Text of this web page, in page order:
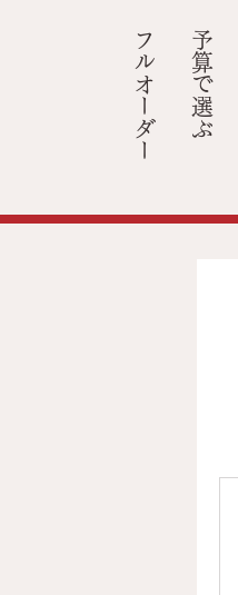
フルオーダー ​予算で選ぶ